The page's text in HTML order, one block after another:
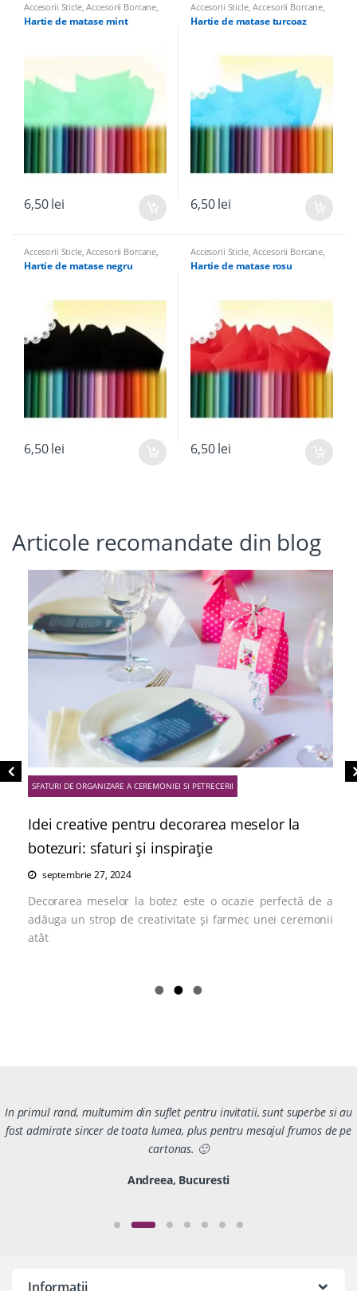
Accesorii Sticle,Accesorii Borcane,
Panglici, Hartie de Matase, Panza
de Iuta pentru nunta
Hartie de matase mint
6,50lei
Accesorii Sticle,Accesorii Borcane,
Panglici, Hartie de Matase, Panza
de Iuta pentru nunta
Hartie de matase turcoaz
6,50lei
Accesorii Sticle,Accesorii Borcane
Panglici, Hartie de Matase, Panza
de Iuta pentru nunta
Hartie de matase negru
6,50lei
Accesorii Sticle,Accesorii Borcane
Panglici, Hartie de Matase, Panza
de Iuta pentru nunta
Hartie de matase rosu
6,50lei
Articole recomandate din blog
SFATURI DE ORGANIZARE A CEREMONIEI SI PETRECERII
Idei creative pentru decorarea meselor la
botezuri: sfaturi și inspirație
septembrie 27, 2024
Decorarea meselor la botez este o ocazie perfectă de a
adăuga un strop de creativitate și farmec unei ceremonii
atât
In primul rand, multumim din suflet pentru invitatii, sunt superbe si au
fost admirate sincer de toata lumea, plus pentru mesajul frumos de pe
cartonas. 🙂
Andreea, Bucuresti
Informatii